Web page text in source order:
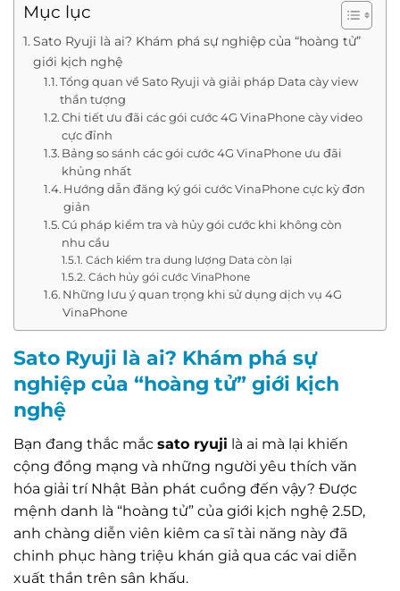
Mục lục
Sato Ryuji là ai? Khám phá sự nghiệp của “hoàng tử”
giới kịch nghệ
Tổng quan về Sato Ryuji và giải pháp Data cày view
thần tượng
Chi tiết ưu đãi các gói cước 4G VinaPhone cày video
cực đỉnh
Bảng so sánh các gói cước 4G VinaPhone ưu đãi
khủng nhất
Hướng dẫn đăng ký gói cước VinaPhone cực kỳ đơn
giản
Cú pháp kiểm tra và hủy gói cước khi không còn
nhu cầu
Cách kiểm tra dung lượng Data còn lại
Cách hủy gói cước VinaPhone
Những lưu ý quan trọng khi sử dụng dịch vụ 4G
VinaPhone
Sato Ryuji là ai? Khám phá sự
nghiệp của “hoàng tử” giới kịch
nghệ
Bạn đang thắc mắc sato ryuji là ai mà lại khiến
cộng đồng mạng và những người yêu thích văn
hóa giải trí Nhật Bản phát cuồng đến vậy? Được
mệnh danh là “hoàng tử” của giới kịch nghệ 2.5D,
anh chàng diễn viên kiêm ca sĩ tài năng này đã
chinh phục hàng triệu khán giả qua các vai diễn
xuất thần trên sân khấu.